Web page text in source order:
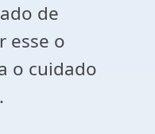
de
esse o
o cuidado